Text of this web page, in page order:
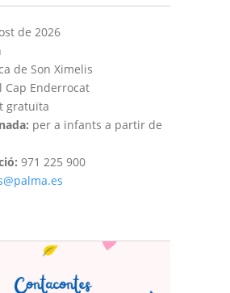
de 2026
de Son Ximelis
Cap Enderrocat
gratuïta
per a infants a partir de
971 225 900